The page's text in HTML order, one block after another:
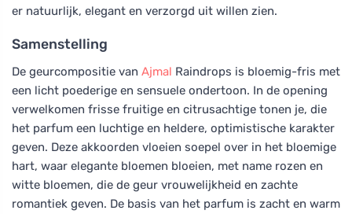
er natuurlijk, elegant en verzorgd uit willen zien.
Samenstelling
De geurcompositie van Ajmal Raindrops is bloemig-fris met
een licht poederige en sensuele ondertoon. In de opening
verwelkomen frisse fruitige en citrusachtige tonen je, die
het parfum een luchtige en heldere, optimistische karakter
geven. Deze akkoorden vloeien soepel over in het bloemige
hart, waar elegante bloemen bloeien, met name rozen en
witte bloemen, die de geur vrouwelijkheid en zachte
romantiek geven. De basis van het parfum is zacht en warm